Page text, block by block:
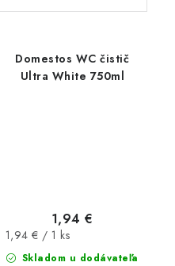
Domestos WC čistič
Ultra White 750ml
Skladom u dodávateľa
1,94 €
Jednotková
cena:
1,94 € / 1 ks